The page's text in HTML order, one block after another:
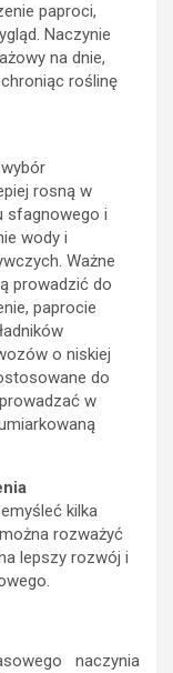
paproci,
Naczynie
na dnie,
roślinę
rosną w
sfagnowego i
wody i
Ważne
prowadzić do
paprocie
o niskiej
do
w
kilka
rozważyć
lepszy rozwój i
naczynia